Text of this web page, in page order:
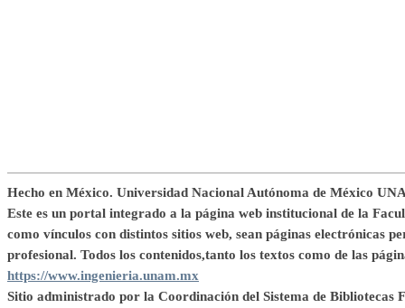
Hecho en México. Universidad Nacional Autónoma de México
Este es un portal integrado a la página web institucional de la
como vínculos con distintos sitios web, sean páginas electrónicas
profesional. Todos los contenidos,tanto los textos como de las
https://www.ingenieria.unam.mx
Sitio administrado por la Coordinación del Sistema de Bibliotecas